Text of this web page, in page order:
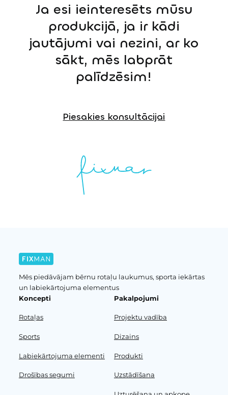
Ja esi ieinteresēts mūsu
produkcijā, ja ir kādi
jautājumi vai nezini, ar ko
sākt, mēs labprāt
palīdzēsim!
Piesakies konsultācijai
Mēs piedāvājam bērnu rotaļu laukumus, sporta iekārtas
un labiekārtojuma elementus
Koncepti
Rotaļas
Sports
Labiekārtojuma elementi
Drošības segumi
Pakalpojumi
Projektu vadība
Dizains
Produkti
Uzstādīšana